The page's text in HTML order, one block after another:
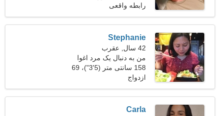
رابطه واقعی
Stephanie
42 سال, عقرب
من به دنبال یک مرد اغوا
کننده برای رقص هستم 158 سانتی متر (5'3")، 69
کیلوگرم (152 پوند)
ازدواج
Carla